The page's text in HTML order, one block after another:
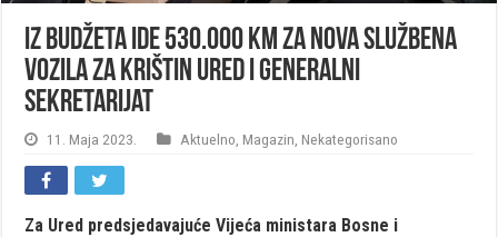
Iz budžeta ide 530.000 KM za nova službena
vozila za Krištin ured i Generalni
sekretarijat
11. Maja 2023. Aktuelno Magazin Nekategorisano
Za Ured predsjedavajuće Vijeća ministara Bosne i